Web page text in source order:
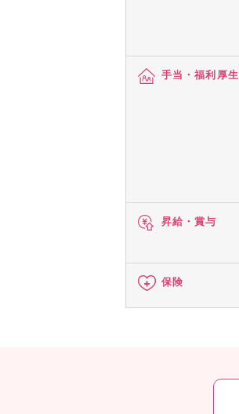
手当・福利厚生
昇給・賞与
保険